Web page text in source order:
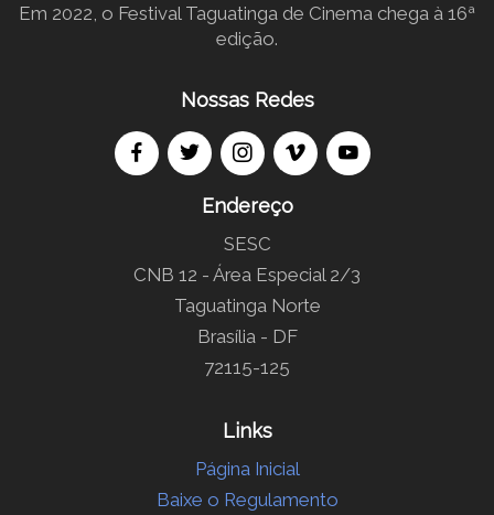
Em 2022, o Festival Taguatinga de Cinema chega à 16ª
edição.
Nossas Redes
Endereço
SESC
CNB 12 - Área Especial 2/3
Taguatinga Norte
Brasília - DF
72115-125
Links
Página Inicial
Baixe o Regulamento